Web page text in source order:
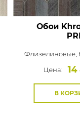
Обои
Флизелиновые,
Цена:
В